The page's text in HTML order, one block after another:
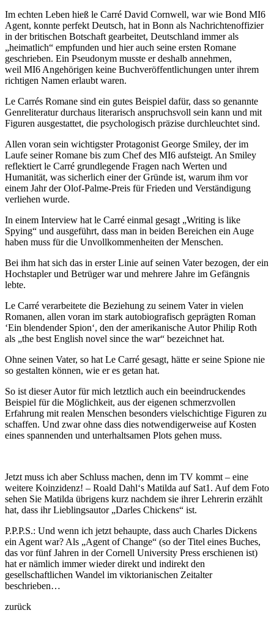
Im echten Leben hieß le Carré David Cornwell, war wie Bond MI6
Agent, konnte perfekt Deutsch, hat in Bonn als Nachrichtenoffizier
in der britischen Botschaft gearbeitet, Deutschland immer als
„heimatlich“ empfunden und hier auch seine ersten Romane
geschrieben. Ein Pseudonym musste er deshalb annehmen,
weil MI6 Angehörigen keine Buchveröffentlichungen unter ihrem
richtigen Namen erlaubt waren.
Le Carrés Romane sind ein gutes Beispiel dafür, dass so genannte
Genreliteratur durchaus literarisch anspruchsvoll sein kann und mit
Figuren ausgestattet, die psychologisch präzise durchleuchtet sind.
Allen voran sein wichtigster Protagonist George Smiley, der im
Laufe seiner Romane bis zum Chef des MI6 aufsteigt. An Smiley
reflektiert le Carré grundlegende Fragen nach Werten und
Humanität, was sicherlich einer der Gründe ist, warum ihm vor
einem Jahr der Olof-Palme-Preis für Frieden und Verständigung
verliehen wurde.
In einem Interview hat le Carré einmal gesagt „Writing is like
Spying“ und ausgeführt, dass man in beiden Bereichen ein Auge
haben muss für die Unvollkommenheiten der Menschen.
Bei ihm hat sich das in erster Linie auf seinen Vater bezogen, der ein
Hochstapler und Betrüger war und mehrere Jahre im Gefängnis
lebte.
Le Carré verarbeitete die Beziehung zu seinem Vater in vielen
Romanen, allen voran im stark autobiografisch geprägten Roman
‘Ein blendender Spion‘, den der amerikanische Autor Philip Roth
als „the best English novel since the war“ bezeichnet hat.
Ohne seinen Vater, so hat Le Carré gesagt, hätte er seine Spione nie
so gestalten können, wie er es getan hat.
So ist dieser Autor für mich letztlich auch ein beeindruckendes
Beispiel für die Möglichkeit, aus der eigenen schmerzvollen
Erfahrung mit realen Menschen besonders vielschichtige Figuren zu
schaffen. Und zwar ohne dass dies notwendigerweise auf Kosten
eines spannenden und unterhaltsamen Plots gehen muss.
Jetzt muss ich aber Schluss machen, denn im TV kommt – eine
weitere Koinzidenz! – Roald Dahl‘s Matilda auf Sat1. Auf dem Foto
sehen Sie Matilda übrigens kurz nachdem sie ihrer Lehrerin erzählt
hat, dass ihr Lieblingsautor „Darles Chickens“ ist.
P.P.P.S.: Und wenn ich jetzt behaupte, dass auch Charles Dickens
ein Agent war? Als „Agent of Change“ (so der Titel eines Buches,
das vor fünf Jahren in der Cornell University Press erschienen ist)
hat er nämlich immer wieder direkt und indirekt den
gesellschaftlichen Wandel im viktorianischen Zeitalter
beschrieben…
zurück